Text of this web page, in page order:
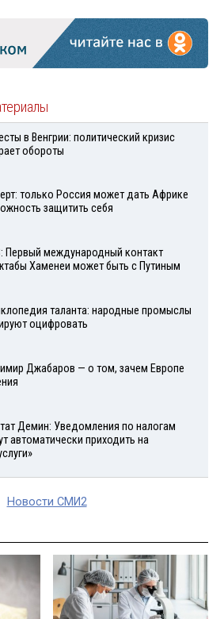
в Венгрии: политический кризис
обороты
только Россия может дать Африке
защитить себя
Первый международный контакт
Хаменеи может быть с Путиным
таланта: народные промыслы
оцифровать
Джабаров — о том, зачем Европе
Демин: Уведомления по налогам
автоматически приходить на
Новости СМИ2